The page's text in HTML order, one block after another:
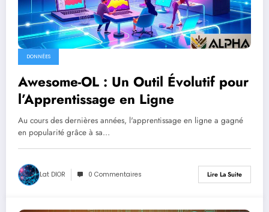
DONNÉES
Awesome-OL : Un Outil Évolutif pour
l’Apprentissage en Ligne
Au cours des dernières années, l'apprentissage en ligne a gagné
en popularité grâce à sa…
Lat DIOR 0 Commentaires Lire La Suite